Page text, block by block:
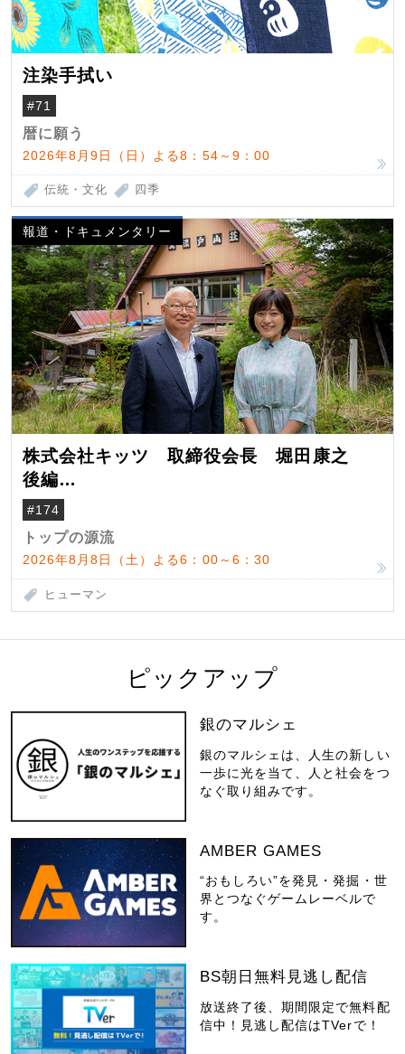
注染手拭い
#71
暦に願う
2026年8月9日（日）よる8：54～9：00
伝統・文化 四季
報道・ドキュメンタリー
株式会社キッツ 取締役会長 堀田康之
後編
米国駐在でも浮かんだ八ヶ岳 山小屋を営
んだ父母
#174
トップの源流
2026年8月8日（土）よる6：00～6：30
ヒューマン
ピックアップ
銀のマルシェ
銀のマルシェは、人生の新しい
一歩に光を当て、人と社会をつ
なぐ取り組みです。
AMBER GAMES
“おもしろい”を発見・発掘・世
界とつなぐゲームレーベルで
す。
BS朝日無料見逃し配信
放送終了後、期間限定で無料配
信中！見逃し配信はTVerで！